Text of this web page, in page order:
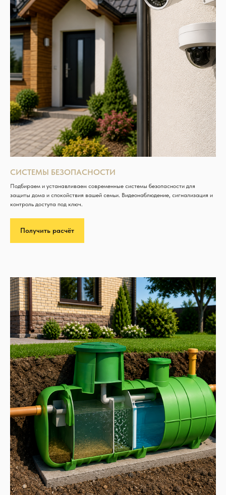
СИСТЕМЫ БЕЗОПАСНОСТИ
Подбираем и устанавливаем современные системы безопасности для
защиты дома и спокойствия вашей семьи. Видеонаблюдение, сигнализация и
контроль доступа под ключ.
Получить расчёт